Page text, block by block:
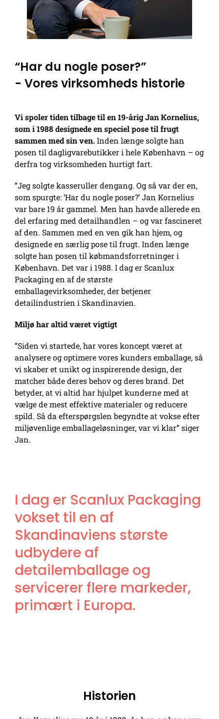
“Har du nogle poser?”
- Vores virksomheds historie
Vi spoler tiden tilbage til en 19-årig Jan Kornelius,
som i 1988 designede en speciel pose til frugt
sammen med sin ven.Inden længe solgte han
posen til dagligvarebutikker i hele København – og
derfra tog virksomheden hurtigt fart.
”Jeg solgte kasseruller dengang. Og så var der en,
som spurgte: ‘Har du nogle poser?’ Jan Kornelius
var bare 19 år gammel. Men han havde allerede en
del erfaring med detailhandlen – og var fascineret
af den. Sammen med en ven gik han hjem, og
designede en særlig pose til frugt. Inden længe
solgte han posen til købmandsforretninger i
København. Det var i 1988. I dag er Scanlux
Packaging en af de største
emballagevirksomheder, der betjener
detailindustrien i Skandinavien.
Miljø har altid været vigtigt
”Siden vi startede, har vores koncept været at
analysere og optimere vores kunders emballage, så
vi skaber et unikt og inspirerende design, der
matcher både deres behov og deres brand. Det
betyder, at vi altid har hjulpet kunderne med at
vælge de mest effektive materialer og reducere
spild. Så da efterspørgslen begyndte at vokse efter
miljøvenlige emballageløsninger, var vi klar” siger
Jan.
I dag er Scanlux Packaging
vokset til en af
Skandinaviens største
udbydere af
detailemballage og
servicerer flere markeder,
primært i Europa.
Historien